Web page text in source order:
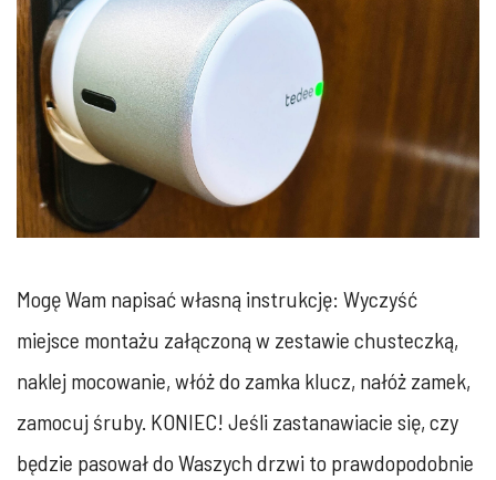
Mogę Wam napisać własną instrukcję: Wyczyść
miejsce montażu załączoną w zestawie chusteczką,
naklej mocowanie, włóż do zamka klucz, nałóż zamek,
zamocuj śruby. KONIEC! Jeśli zastanawiacie się, czy
będzie pasował do Waszych drzwi to prawdopodobnie